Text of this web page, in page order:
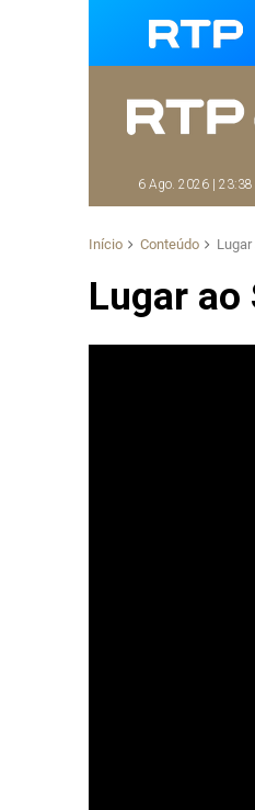
6 Ago. 2026 | 23:38
Início Conteúdo Lugar
Lugar ao